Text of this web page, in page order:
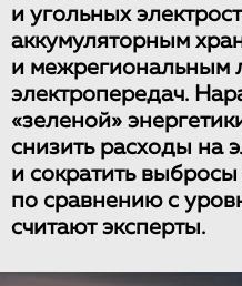
и угольных
аккумуляторным
и межрегиональным
электропередач.
«зеленой»
снизить расходы на
и сократить
по сравнению с
считают эксперты.